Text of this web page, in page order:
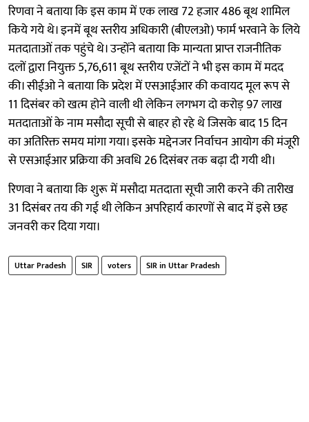
रिणवा ने बताया कि इस काम में एक लाख 72 हजार 486 बूथ शामिल
किये गये थे। इनमें बूथ स्तरीय अधिकारी (बीएलओ) फार्म भरवाने के लिये
मतदाताओं तक पहुंचे थे। उन्होंने बताया कि मान्यता प्राप्त राजनीतिक
दलों द्वारा नियुक्त 5,76,611 बूथ स्तरीय एजेंटों ने भी इस काम में मदद
की। सीईओ ने बताया कि प्रदेश में एसआईआर की कवायद मूल रूप से
11 दिसंबर को खत्म होने वाली थी लेकिन लगभग दो करोड़ 97 लाख
मतदाताओं के नाम मसौदा सूची से बाहर हो रहे थे जिसके बाद 15 दिन
का अतिरिक्त समय मांगा गया। इसके मद्देनजर निर्वाचन आयोग की मंजूरी
से एसआईआर प्रक्रिया की अवधि 26 दिसंबर तक बढ़ा दी गयी थी।
रिणवा ने बताया कि शुरू में मसौदा मतदाता सूची जारी करने की तारीख
31 दिसंबर तय की गई थी लेकिन अपरिहार्य कारणों से बाद में इसे छह
जनवरी कर दिया गया।
Uttar Pradesh SIR voters SIR in Uttar Pradesh